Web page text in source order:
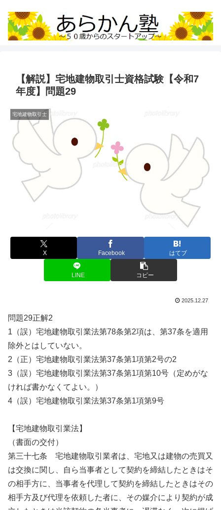
【解説】宅地建物取引士資格試験【令和7
年度】問題29
宅地建物取引士
X Facebook はてブ
LINE コピー
2025.12.27
問題29正解2
1（誤）宅地建物取引業法第78条第2項は、第37条を適用
除外とはしていない。
2（正）宅地建物取引業法第37条第1項第2号の2
3（誤）宅地建物取引業法第37条第1項第10号（定めがな
ければ書かなくてよい。）
4（誤）宅地建物取引業法第37条第1項第9号
【宅地建物取引業法】
（書面の交付）
第三十七条 宅地建物取引業者は、宅地又は建物の売買又
は交換に関し、自ら当事者として契約を締結したときはそ
の相手方に、当事者を代理して契約を締結したときはその
相手方及び代理を依頼した者に、その媒介により契約が成